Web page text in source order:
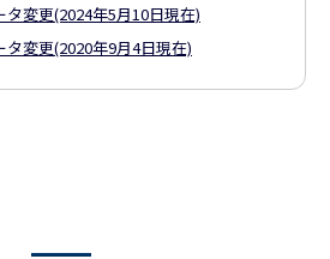
タ変更(2024年5月10日現在)
タ変更(2020年9月4日現在)